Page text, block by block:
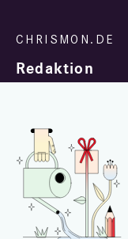
Redaktion
In Zusammenarbeit mit